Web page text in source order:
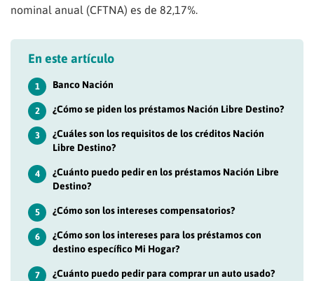
nominal anual (CFTNA) es de 82,17%.
En este artículo
1 Banco Nación
2 ¿Cómo se piden los préstamos Nación Libre Destino?
3
¿Cuáles son los requisitos de los créditos Nación
Libre Destino?
4
¿Cuánto puedo pedir en los préstamos Nación Libre
Destino?
5 ¿Cómo son los intereses compensatorios?
6
¿Cómo son los intereses para los préstamos con
destino específico Mi Hogar?
7 ¿Cuánto puedo pedir para comprar un auto usado?